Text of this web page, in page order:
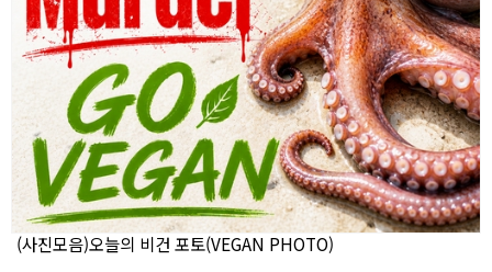
(사진모음)오늘의 비건 포토(VEGAN PHOTO)